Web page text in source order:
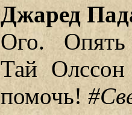
Джаред
Ого.
Тай Олссон
помочь!